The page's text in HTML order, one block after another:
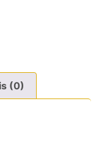
(0)